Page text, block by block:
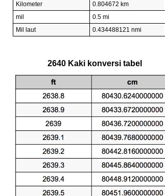
Kilometer
0.804672 km
mil
0.5 mi
Mil laut
0.434488121 nmi
2640 Kaki konversi tabel